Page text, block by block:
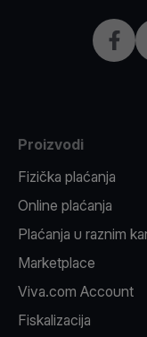
Proizvodi
Fizička plaćanja
Online plaćanja
Plaćanja u raznim
Marketplace
Viva.com Account
Fiskalizacija